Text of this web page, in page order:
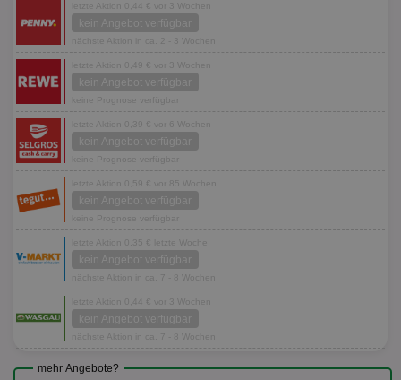
letzte Aktion 0,44 € vor 3 Wochen
kein Angebot verfügbar
nächste Aktion in ca. 2 - 3 Wochen
letzte Aktion 0,49 € vor 3 Wochen
kein Angebot verfügbar
keine Prognose verfügbar
letzte Aktion 0,39 € vor 6 Wochen
kein Angebot verfügbar
keine Prognose verfügbar
letzte Aktion 0,59 € vor 85 Wochen
kein Angebot verfügbar
keine Prognose verfügbar
letzte Aktion 0,35 € letzte Woche
kein Angebot verfügbar
nächste Aktion in ca. 7 - 8 Wochen
letzte Aktion 0,44 € vor 3 Wochen
kein Angebot verfügbar
nächste Aktion in ca. 7 - 8 Wochen
mehr Angebote?